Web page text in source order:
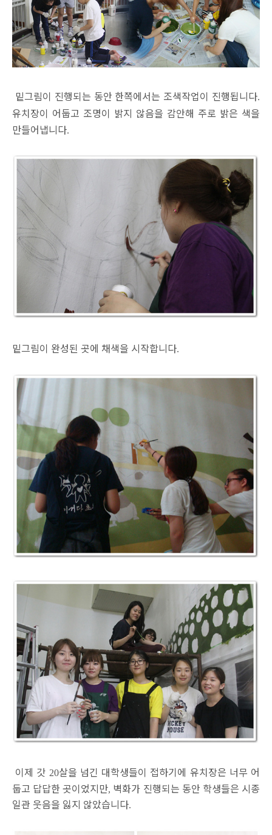
밑그림이 진행되는 동안 한쪽에서는 조색작업이 진행됩니다.
유치장이 어둡고 조명이 밝지 않음을 감안해 주로 밝은 색을
만들어냅니다.
밑그림이 완성된 곳에 채색을 시작합니다.
이제 갓 20살을 넘긴 대학생들이 접하기에 유치장은 너무 어
둡고 답답한 곳이었지만, 벽화가 진행되는 동안 학생들은 시종
일관 웃음을 잃지 않았습니다.